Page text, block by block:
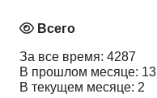
Всего
За все время: 4287
В прошлом месяце: 13
В текущем месяце: 2